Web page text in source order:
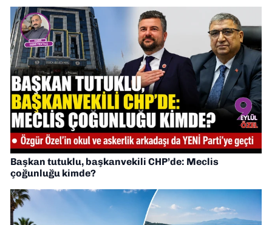
Başkan tutuklu, başkanvekili CHP’de: Meclis
çoğunluğu kimde?